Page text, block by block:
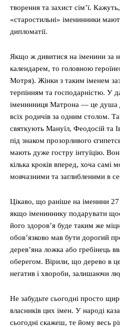
творення та захист сім’ї.
«старостильні» іменинники
дипломатії.
Якщо ж дивитися на іменини за
календарем, то головною
Мотря). Жінки з таким іменем
терпінням та господарністю. У
іменинниця Матрона — це душа
всіх родичів за одним столом.
святкують Мануїл, Феодосій та
під знаком прозорливого
мають дуже гостру інтуїцію.
кілька кроків вперед, хоча самі
мовчазними та заглибленими в
Цікаво, що раніше на іменини 27
якщо імениннику подарувати
його здоров’я буде таким же
обов’язково мав бути дорогий
дерев’яна ложка або гребінець
оберегом. Вірили, що дерево в
негатив і хвороби, залишаючи
Не забудьте сьогодні просто
власників цих імен. У народі
сьогодні скажеш, те йому весь